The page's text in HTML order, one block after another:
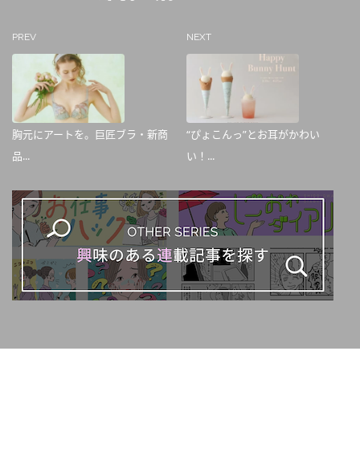
PREV
胸元にアートを。巨匠ブラ・新商
品...
NEXT
“ぴょこんっ”とお耳がかわい
い！...